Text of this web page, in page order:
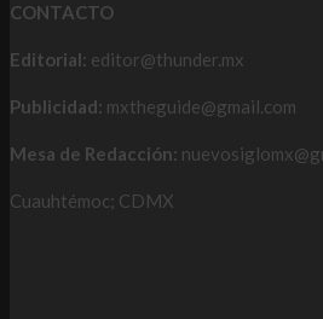
CONTACTO
Editorial: editor@thunder.mx
Publicidad: mxtheguide@gmail.com
Mesa de Redacción:
Cuauhtémoc; CDMX